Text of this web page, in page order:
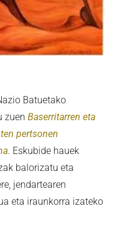
Batuetako
zuen Baserritarren eta
pertsonen
. Eskubide hauek
balorizatu eta
jendartearen
eta iraunkorra izateko